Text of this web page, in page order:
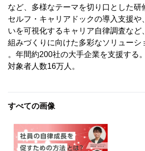
など、多様なテーマを切り口とした研
セルフ・キャリアドックの導入支援や
いを可視化するキャリア自律調査など
組みづくりに向けた多彩なソリューシ
。年間約200社の⼤⼿企業を支援する
対象者人数16万人。
すべての画像